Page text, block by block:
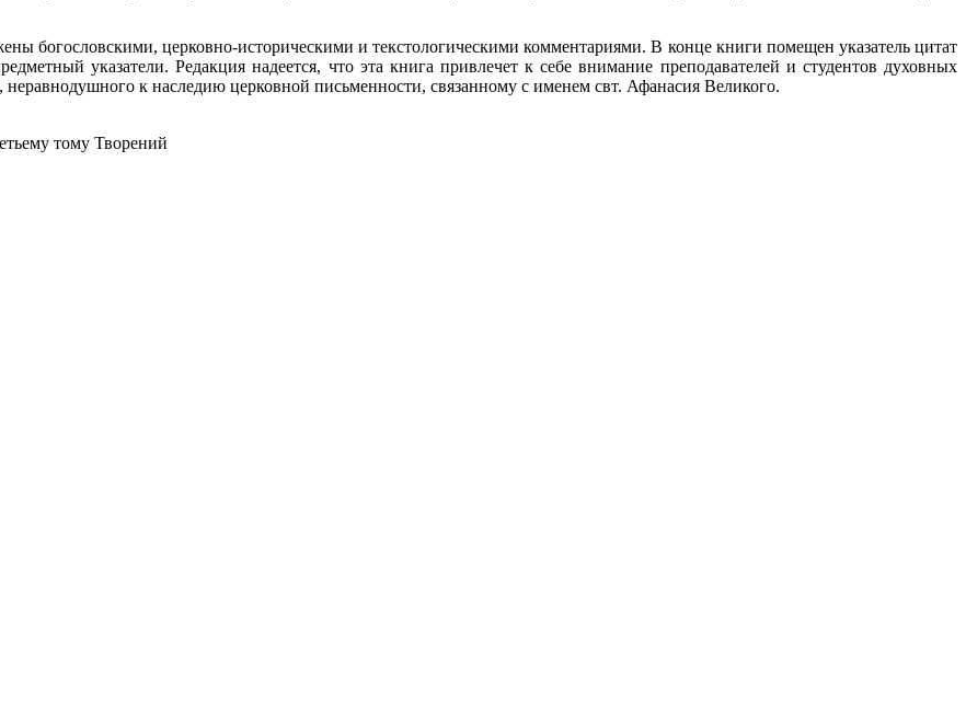
богословскими, церковно-историческими и текстологическими комментариями. В конце книги помещен указатель цитат
указатели. Редакция надеется, что эта книга привлечет к себе внимание преподавателей и студентов духовных
к наследию церковной письменности, связанному с именем свт. Афанасия Великого.
тому Творений